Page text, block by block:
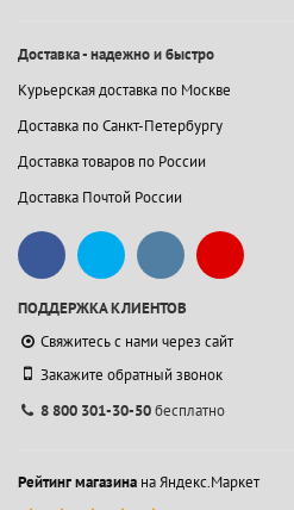
Доставка - надежно и быстро
Курьерская доставка по Москве
Доставка по Санкт-Петербургу
Доставка товаров по России
Доставка Почтой России
ПОДДЕРЖКА КЛИЕНТОВ
Свяжитесь с нами через сайт
Закажите обратный звонок
8 800 301-30-50бесплатно
Рейтинг магазина на Яндекс.Маркет